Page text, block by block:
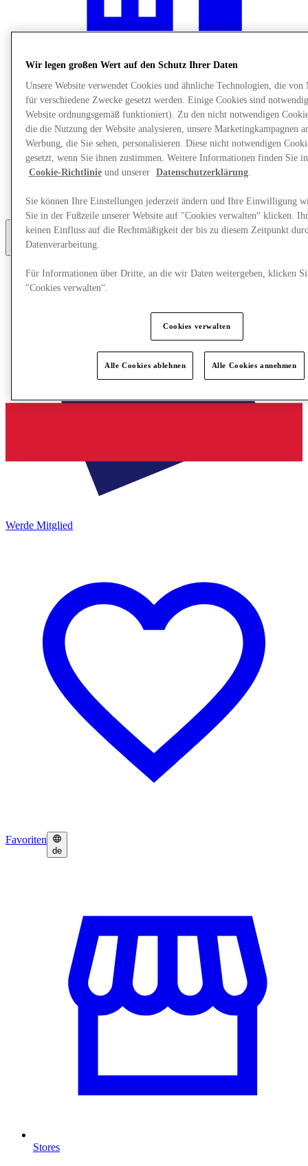
Restaurants
Entdecke die Region
Mehr
Werde Mitglied
Favoriten
de
Stores
Wir legen großen Wert auf den Schutz Ihrer Daten
Unsere Website verwendet Cookies und ähnliche Technologien, die
für verschiedene Zwecke gesetzt werden. Einige Cookies sind
Website ordnungsgemäß funktioniert). Zu den nicht notwendigen
die die Nutzung der Website analysieren, unsere Marketingkampagnen
Werbung, die Sie sehen, personalisieren. Diese nicht notwendigen
gesetzt, wenn Sie ihnen zustimmen. Weitere Informationen finden Sie
Cookie-Richtlinieund unserer Datenschutzerklärung.
Sie können Ihre Einstellungen jederzeit ändern und Ihre Einwilligung
Sie in der Fußzeile unserer Website auf "Cookies verwalten“ klicken.
keinen Einfluss auf die Rechtmäßigkeit der bis zu diesem Zeitpunkt
Datenverarbeitung.
Für Informationen über Dritte, an die wir Daten weitergeben, klicken
"Cookies verwalten“.
Cookies verwalten
Alle Cookies ablehnen Alle Cookies annehmen